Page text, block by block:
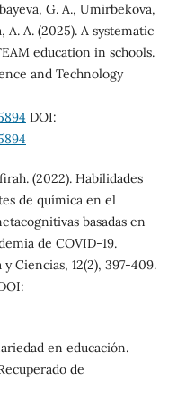
G. A., Umirbekova,
A. A. (2025). A systematic
education in schools.
and Technology
DOI:
(2022). Habilidades
de química en el
basadas en
de COVID-19.
Ciencias, 12(2), 397-409.
en educación.
de